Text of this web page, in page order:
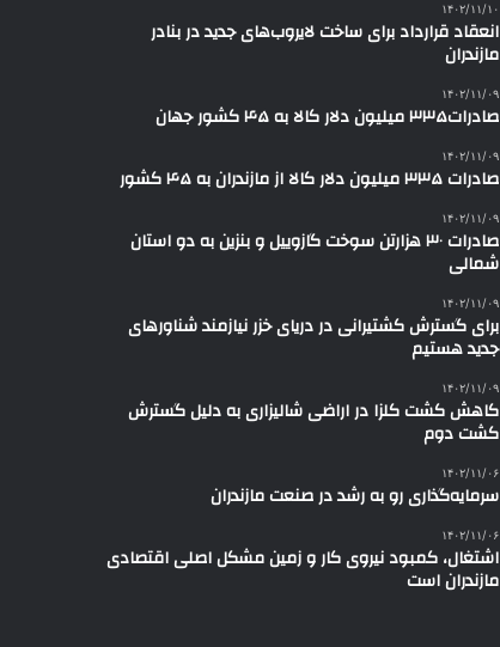
۱۴۰۲/۱۱/۱۰
انعقاد قرارداد برای ساخت لایروب‌های جدید در بنادر
مازندران
۱۴۰۲/۱۱/۰۹
صادرات۳۳۵ میلیون دلار کالا به ۴۵ کشور جهان
۱۴۰۲/۱۱/۰۹
صادرات ۳۳۵ میلیون دلار کالا از مازندران به ۴۵ کشور
۱۴۰۲/۱۱/۰۹
صادرات ۳۰ هزارتن سوخت گازوییل و بنزین به دو استان
شمالی
۱۴۰۲/۱۱/۰۹
برای گسترش کشتیرانی در دریای خزر نیازمند شناورهای
جدید هستیم
۱۴۰۲/۱۱/۰۹
کاهش کشت کلزا در اراضی شالیزاری به دلیل گسترش
کشت دوم
۱۴۰۲/۱۱/۰۶
سرمایه‌گذاری رو به رشد در صنعت مازندران
۱۴۰۲/۱۱/۰۶
اشتغال، کمبود نیروی کار و زمین مشکل اصلی اقتصادی
مازندران است